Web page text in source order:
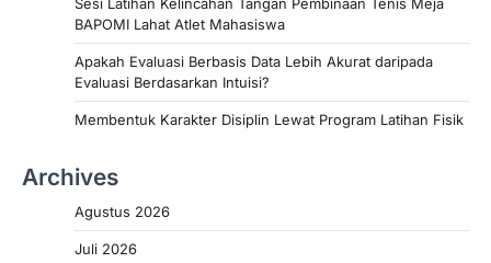
Sesi Latihan Kelincahan Tangan Pembinaan Tenis Meja
BAPOMI Lahat Atlet Mahasiswa
Apakah Evaluasi Berbasis Data Lebih Akurat daripada
Evaluasi Berdasarkan Intuisi?
Membentuk Karakter Disiplin Lewat Program Latihan Fisik
Archives
Agustus 2026
Juli 2026